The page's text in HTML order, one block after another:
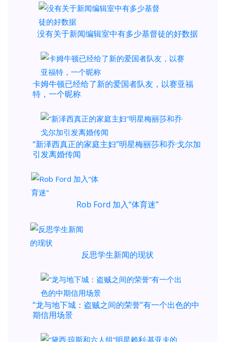
没有关于新闻编辑室中有多少基督徒的好数据
卡姆牛顿已经给了新的爱国者队友，以赛亚福
特，一个昵称
“新泽西真正的家庭主妇”明星梅丽莎和乔·戈尔加
引发离婚传闻
Rob Ford 加入“体育迷”
反思学生新闻的现状
“龙与地下城：盗贼之间的荣誉”有一个出色的中
期信用场景